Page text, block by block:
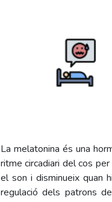
La melatonina és una
ritme circadiari del cos
el son i disminueix quan
regulació dels patrons